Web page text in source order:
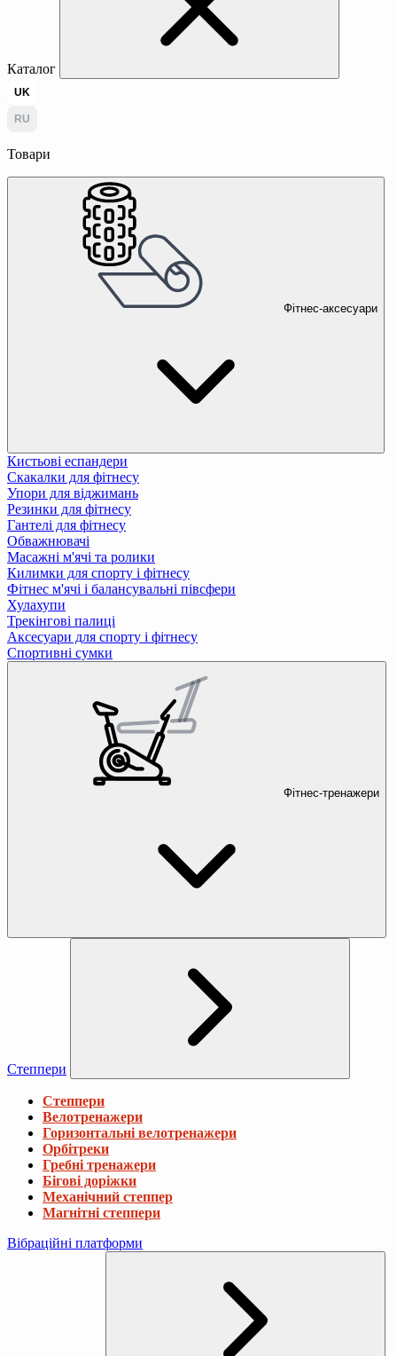
Каталог
UK
RU
Товари
Фітнес-аксесуари
Кистьові еспандери
Скакалки для фітнесу
Упори для віджимань
Резинки для фітнесу
Гантелі для фітнесу
Обважнювачі
Масажні м'ячі та ролики
Килимки для спорту і фітнесу
Фітнес м'ячі і балансувальні півсфери
Хулахупи
Трекінгові палиці
Аксесуари для спорту і фітнесу
Спортивні сумки
Фітнес-тренажери
Степпери
Степпери
Велотренажери
Горизонтальні велотренажери
Орбітреки
Гребні тренажери
Бігові доріжки
Механічний степпер
Магнітні степпери
Вібраційні платформи